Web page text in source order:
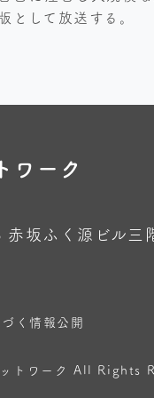
として放送する。
ワーク
坂ふく源ビル三
く情報公開
トワーク All Rights